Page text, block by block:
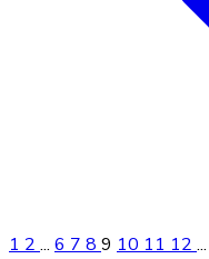
1 2 ... 6 7 8 9 10 11 12 ...